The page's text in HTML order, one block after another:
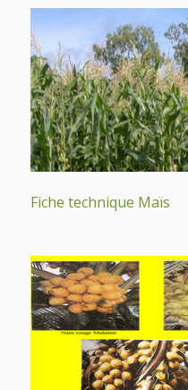
Fiche technique Maïs